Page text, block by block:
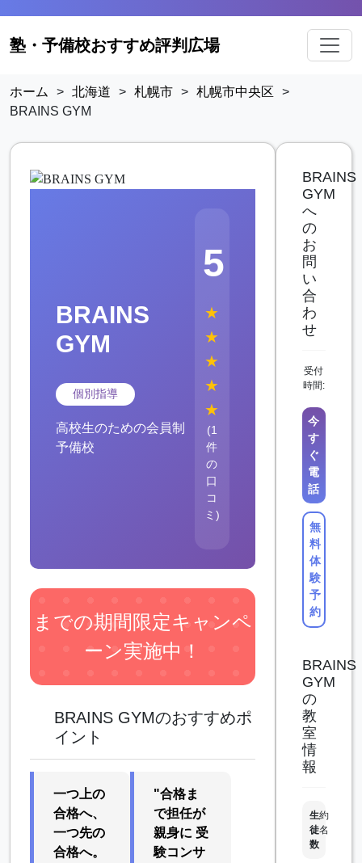
塾・予備校おすすめ評判広場
ホーム > 北海道 > 札幌市 > 札幌市中央区
>
BRAINS GYM
BRAINS
GYM
個別指導
高校生のための会員制
予備校
5
★
★
★
★
★
(1
件
の
口
コ
ミ)
までの期間限定キャンペ
ーン実施中！
BRAINS GYMのおすすめポ
イント
一つ上の
合格へ、
一つ先の
合格へ。
"合格ま
で担任が
親身に 受
験コンサ
BRAINS
GYM
へ
の
お
問
い
合
わ
せ
受付
時間:
今
す
ぐ
電
話
無
料
体
験
予
約
BRAINS
GYM
の
教
室
情
報
生
徒
数
約
名